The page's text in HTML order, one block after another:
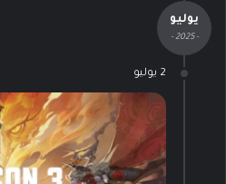
يوليو
- 2025 -
2 يوليو